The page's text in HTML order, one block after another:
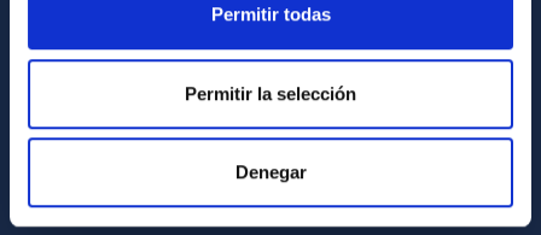
Permitir todas
Permitir la selección
Denegar
Directorio de personal
Biblioteca
Legislación